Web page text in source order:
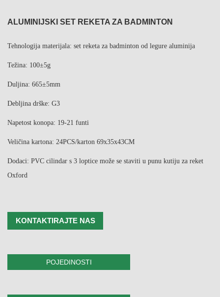
ALUMINIJSKI SET REKETA ZA BADMINTON
Tehnologija materijala: set reketa za badminton od legure aluminija
Težina: 100±5g
Duljina: 665±5mm
Debljina drške: G3
Napetost konopa: 19-21 funti
Veličina kartona: 24PCS/karton 69x35x43CM
Dodaci: PVC cilindar s 3 loptice može se staviti u punu kutiju za reket
Oxford
KONTAKTIRAJTE NAS
POJEDINOSTI